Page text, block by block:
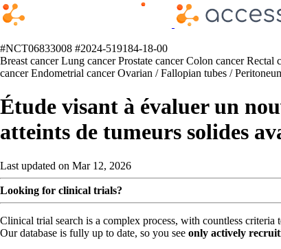
#NCT06833008 #2024-519184-18-00
Breast cancerLung cancerProstate cancerColon cancerRectal
cancerEndometrial cancerOvarian / Fallopian tubes /
Étude visant à évaluer un
atteints de tumeurs solides
Last updated on Mar 12, 2026
Looking for clinical trials?
Clinical trial search is a complex process, with countless
Our database is fully up to date, so you see only actively